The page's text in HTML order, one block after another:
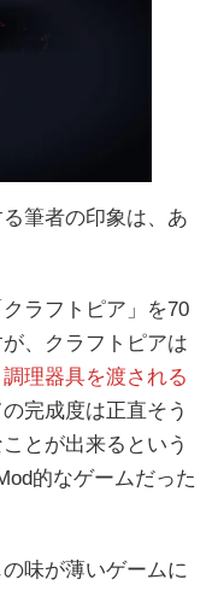
筆者の印象は、あ
ラフトピア」を70
、クラフトピアは
理器具を渡される
完成度は正直そう
とが出来るという
的なゲームだった
味が薄いゲームに